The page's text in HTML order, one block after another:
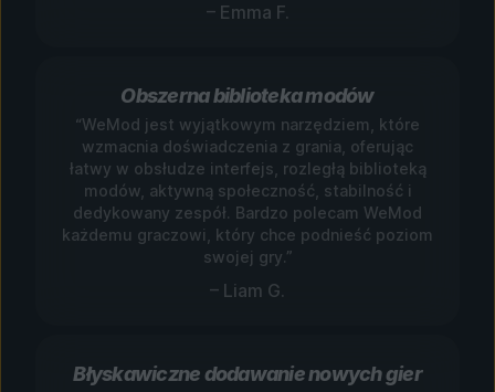
– Emma F.
Obszerna biblioteka modów
“WeMod jest wyjątkowym narzędziem, które
wzmacnia doświadczenia z grania, oferując
łatwy w obsłudze interfejs, rozległą biblioteką
modów, aktywną społeczność, stabilność i
dedykowany zespół. Bardzo polecam WeMod
każdemu graczowi, który chce podnieść poziom
swojej gry.”
– Liam G.
Błyskawiczne dodawanie nowych gier